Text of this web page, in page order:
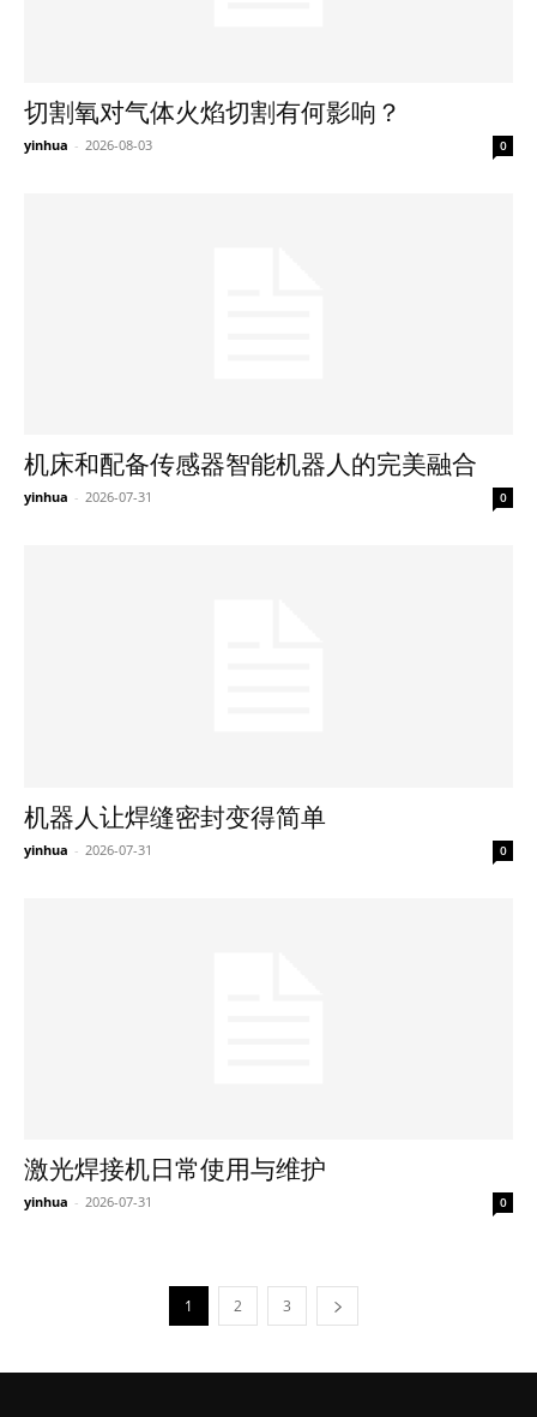
切割氧对气体火焰切割有何影响？
yinhua - 2026-08-03 0
机床和配备传感器智能机器人的完美融合
yinhua - 2026-07-31 0
机器人让焊缝密封变得简单
yinhua - 2026-07-31 0
激光焊接机日常使用与维护
yinhua - 2026-07-31 0
1 2 3